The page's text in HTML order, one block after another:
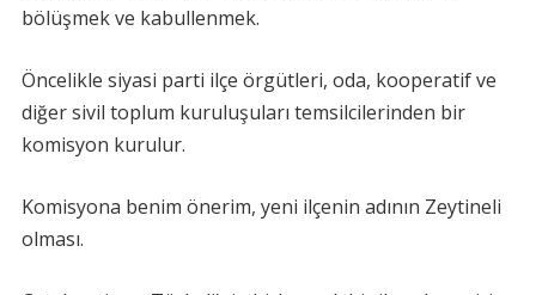
bölüşmek ve kabullenmek.
Öncelikle siyasi parti ilçe örgütleri, oda, kooperatif ve
diğer sivil toplum kuruluşuları temsilcilerinden bir
komisyon kurulur.
Komisyona benim önerim, yeni ilçenin adının Zeytineli
olması.